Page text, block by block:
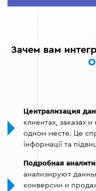
Оптимизация
позволяет
проводить
кожної групи
Улучшение
хранит всю
что позволяет
повышать уровень
обслуживанием.
Зачем вам
Централизация
клиентах, заказах
одном месте. Це
інформації та
Подробная
анализируют
конверсии и